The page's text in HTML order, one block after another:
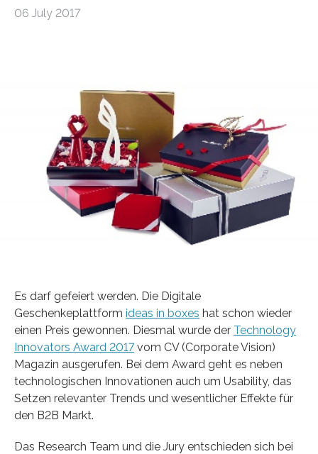
06 July 2017
Es darf gefeiert werden. Die Digitale
Geschenkeplattform ideas in boxes hat schon wieder
einen Preis gewonnen. Diesmal wurde der Technology
Innovators Award 2017 vom CV (Corporate Vision)
Magazin ausgerufen. Bei dem Award geht es neben
technologischen Innovationen auch um Usability, das
Setzen relevanter Trends und wesentlicher Effekte für
den B2B Markt.
Das Research Team und die Jury entschieden sich bei